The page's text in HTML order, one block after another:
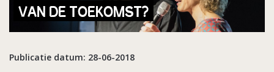
VAN DE TOEKOMST?
Publicatie datum: 28-06-2018